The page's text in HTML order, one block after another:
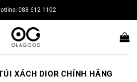
088 612 1102
XÁCH DIOR CHÍNH HÃNG